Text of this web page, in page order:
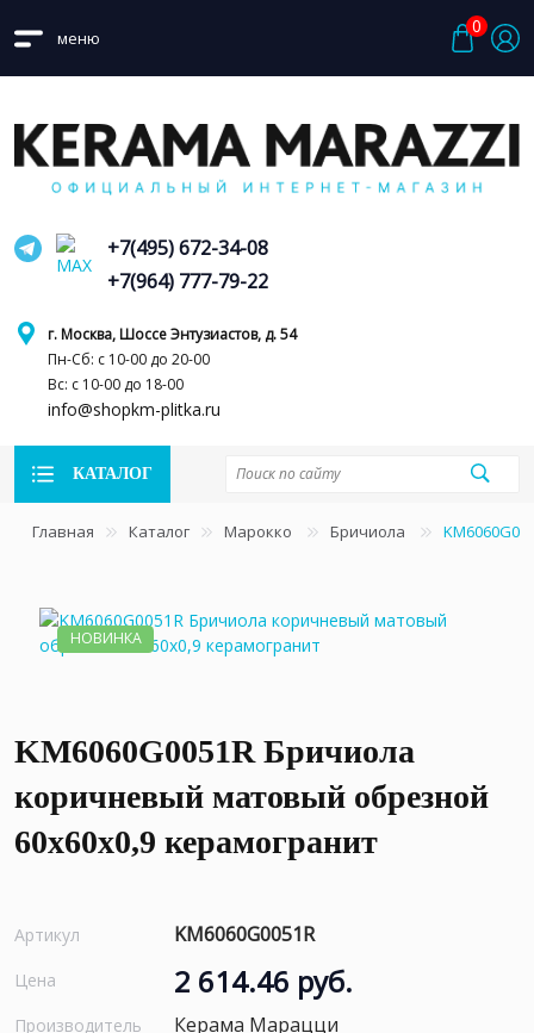
меню
0
г. Москва, Шоссе Энтузиастов, д. 54
Пн-Сб: с 10-00 до 20-00
Вс: с 10-00 до 18-00
info@shopkm-plitka.ru
+7(495) 672-34-08
+7(964) 777-79-22
КАТАЛОГ
Главная Каталог Марокко Бричиола
НОВИНКА
KM6060G0051R Бричиола
коричневый матовый обрезной
60x60x0,9 керамогранит
Артикул KM6060G0051R
Цена 2 614.46 руб.
Производитель Керама Марацци